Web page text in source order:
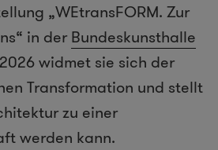
„WEtransFORM. Zur
in der Bundeskunsthalle
widmet sie sich der
Transformation und stellt
zu einer
werden kann.